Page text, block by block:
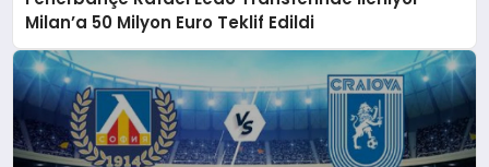
Milan’a 50 Milyon Euro Teklif Edildi